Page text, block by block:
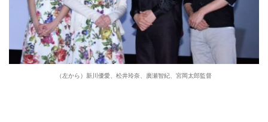
（左から）新川優愛、松井玲奈、廣瀬智紀、宮岡太郎監督